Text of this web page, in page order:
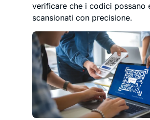
verificare che i codici possano
scansionati con precisione.